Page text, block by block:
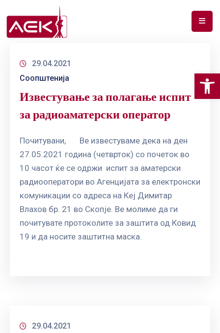
НАС
ДОКУМЕНТИ
ТЕЛЕКОМУНИКАЦИИ
ПАЗАР
ГРИЖА
29.04.2021
Соопштенија
Известување за полагање испит
за радиоаматерски оператор
Почитувани, Ве известуваме дека на ден
27.05.2021 година (четврток) со почеток во
10 часот ќе се одржи испит за аматерски
радиооператори во Агенцијата за електронски
комуникации со адреса на Кеј Димитар
Влахов бр. 21 во Скопје. Ве молиме да ги
почитувате протоколите за заштита од Ковид
19 и да носите заштитна маска.
29.04.2021